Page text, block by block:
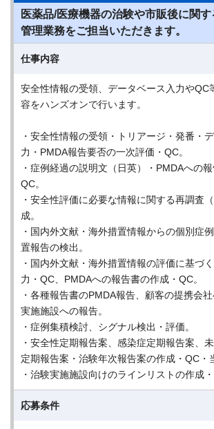
医薬品/医療機器の治験や市販後に関
管理業務をご担当いただきます。
仕事内容
安全性情報の受領、データベース入力やQC
容をハンズオンで行います。
・安全性情報の受領・トリアージ・発番・
力・PMDA報告要否の一次評価・QC。
・症例経過の説明文（日英）・PMDAへの報
QC。
・安全性評価に必要な情報に関する再調査
成。
・国内外文献・海外措置情報からの個別症
置報告の検出。
・国内外文献・海外措置情報の評価に基づ
力・QC、PMDAへの報告書の作成・QC。
・各種報告書のPMDA報告、顧客の提携会
実施施設への報告。
・症例集積検討、シグナル検出・評価。
・安全性定期報告案、感染症定期報告案、
定期報告案・治験年次報告案の作成・QC・
・治験実施施設向けのラインリストの作成
応募条件